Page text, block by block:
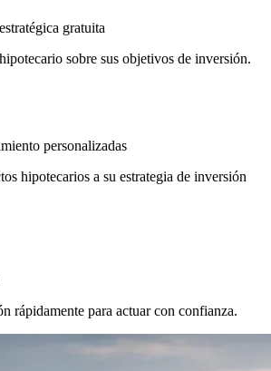
gratuita
sobre sus objetivos de inversión.
personalizadas
hipotecarios a su estrategia de inversión
rápidamente para actuar con confianza.